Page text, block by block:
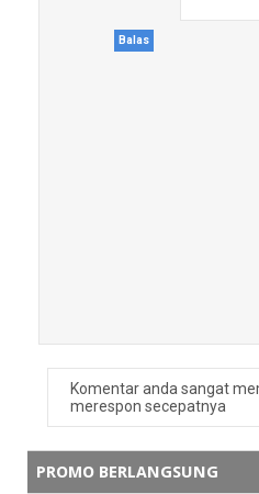
Balas
Komentar anda sangat
merespon secepatnya
PROMO BERLANGSUNG